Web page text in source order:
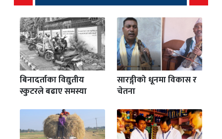
बिनादर्ताका विद्युतीय
स्कुटरले बढाए समस्या
सारङ्गीको धूनमा विकास र
चेतना